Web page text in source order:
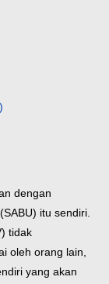
dengan
itu sendiri.
tidak
oleh orang lain,
yang akan